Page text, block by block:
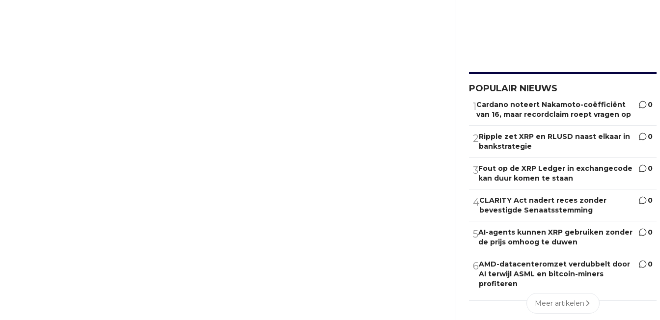
POPULAIR NIEUWS
1Cardano noteert Nakamoto-coëfficiënt
van 16, maar recordclaim roept vragen op
0
2Ripple zet XRP en RLUSD naast elkaar in
bankstrategie
0
3Fout op de XRP Ledger in exchangecode
kan duur komen te staan
0
4CLARITY Act nadert reces zonder
bevestigde Senaatsstemming
0
5AI-agents kunnen XRP gebruiken zonder
de prijs omhoog te duwen
0
6AMD-datacenteromzet verdubbelt door
AI terwijl ASML en bitcoin-miners
profiteren
0
Meer artikelen